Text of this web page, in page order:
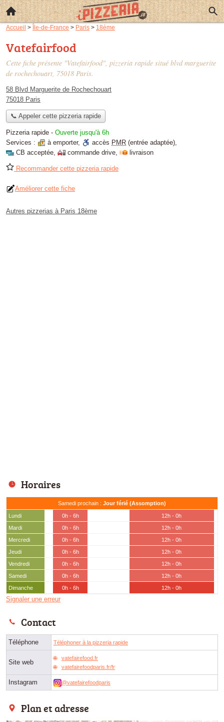
Accueil > Île-de-France > Paris > 18ème
Vatefairfood
Cette fiche présente "Vatefairfood", pizzeria rapide situé blvd marguerite
de rochechouart, 75018 Paris.
58 Blvd Marguerite de Rochechouart
75018 Paris
📞 Appeler cette pizzeria rapide
Pizzeria rapide - Ouverte jusqu'à 6h
Services :
à emporter, accès PMR (entrée adaptée),
CB acceptée, commande drive, livraison
Recommander cette pizzeria rapide
Améliorer cette fiche
Autres pizzerias à Paris 18ème
Horaires
Samedi prochain : Jour férié (Assomption)
Lundi 0h - 6h
12h - 0h
Mardi
0h - 6h
12h - 0h
Mercredi
0h - 6h
12h - 0h
Jeudi
0h - 6h
12h - 0h
Vendredi
0h - 6h
12h - 0h
Samedi
0h - 6h
12h - 0h
Dimanche
0h - 6h 12h - 0h
Signaler une erreur
Contact
Téléphone Téléphoner à la pizzeria rapide
Site web
vatefairefood.fr
vatefairefoodparis.fr/fr
Instagram @vatefairefoodparis
Plan et adresse